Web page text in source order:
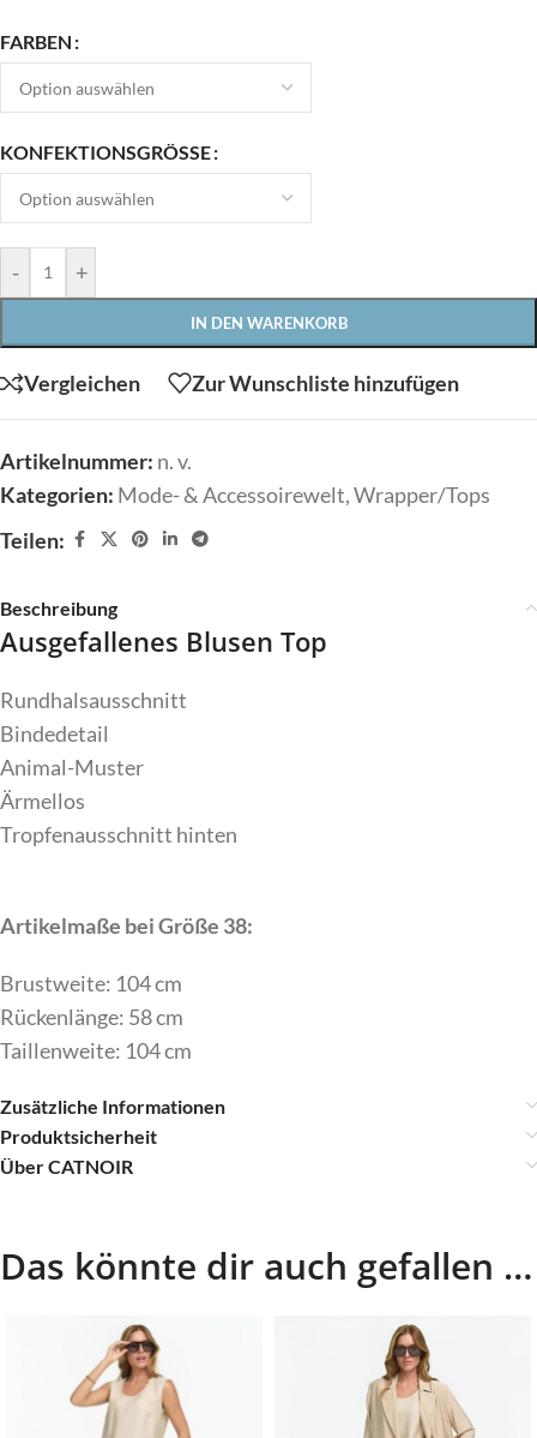
FARBEN
KONFEKTIONSGRÖSSE
- +
IN DEN WARENKORB
Vergleichen Zur Wunschliste hinzufügen
Artikelnummer: n. v.
Kategorien: Mode- & Accessoirewelt,Wrapper/Tops
Teilen:
Beschreibung
Ausgefallenes Blusen Top
Rundhalsausschnitt
Bindedetail
Animal-Muster
Ärmellos
Tropfenausschnitt hinten
Artikelmaße bei Größe 38:
Brustweite: 104 cm
Rückenlänge: 58 cm
Taillenweite: 104 cm
Zusätzliche Informationen
Produktsicherheit
Über CATNOIR
Das könnte dir auch gefallen …